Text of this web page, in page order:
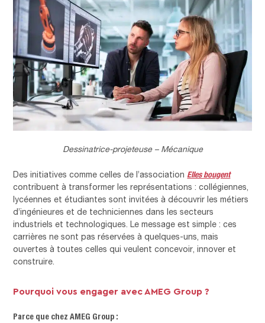
Dessinatrice-projeteuse – Mécanique
Des initiatives comme celles de l’associationElles bougent
contribuent à transformer les représentations : collégiennes,
lycéennes et étudiantes sont invitées à découvrir les métiers
d’ingénieures et de techniciennes dans les secteurs
industriels et technologiques. Le message est simple : ces
carrières ne sont pas réservées à quelques-uns, mais
ouvertes à toutes celles qui veulent concevoir, innover et
construire.
Pourquoi vous engager avec AMEG Group ?
Parce que chez AMEG Group :